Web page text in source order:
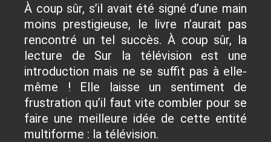
À coup sûr, s’il avait été signé d’une main
moins prestigieuse, le livre n’aurait pas
rencontré un tel succès. À coup sûr, la
lecture de Sur la télévision est une
introduction mais ne se suffit pas à elle-
même ! Elle laisse un sentiment de
frustration qu’il faut vite combler pour se
faire une meilleure idée de cette entité
multiforme : la télévision.